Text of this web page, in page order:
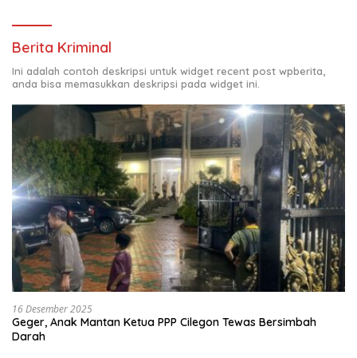
Berita Kriminal
Ini adalah contoh deskripsi untuk widget recent post wpberita,
anda bisa memasukkan deskripsi pada widget ini.
16 Desember 2025
Geger, Anak Mantan Ketua PPP Cilegon Tewas Bersimbah
Darah